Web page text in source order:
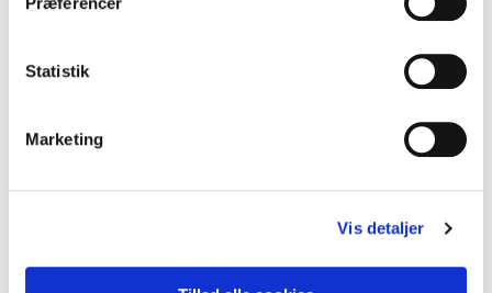
Statistik
Marketing
Vis detaljer